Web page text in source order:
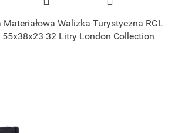
Materiałowa Walizka Turystyczna RGL
55x38x23 32 Litry London Collection